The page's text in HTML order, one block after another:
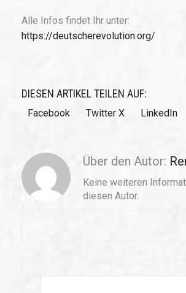
Alle Infos findet Ihr unter:
https://deutscherevolution.org/
DIESEN ARTIKEL TEILEN AUF:
Facebook Twitter X LinkedIn
Über den Autor:
Keine weiteren
diesen Autor.